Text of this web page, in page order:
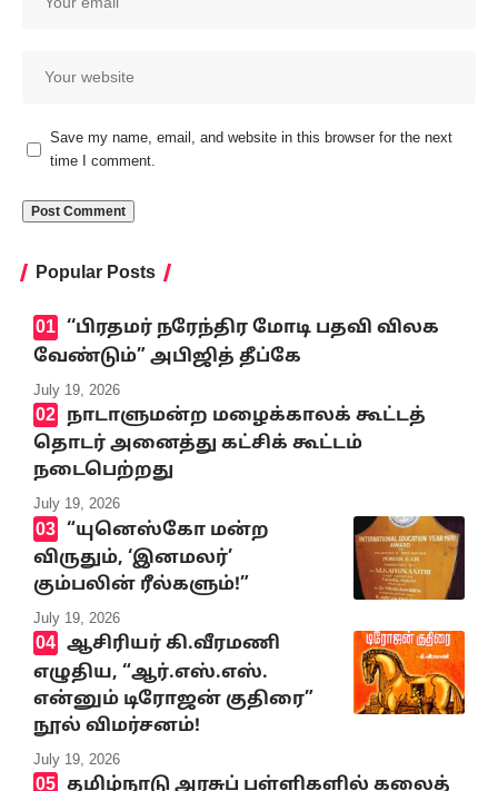
Save my name, email, and website in this browser for the next
time I comment.
Popular Posts
‘‘பிரதமர் நரேந்திர மோடி பதவி விலக
வேண்டும்” அபிஜித் தீப்கே
July 19, 2026
நாடாளுமன்ற மழைக்காலக் கூட்டத்
தொடர் அனைத்து கட்சிக் கூட்டம்
நடைபெற்றது
July 19, 2026
“யுனெஸ்கோ மன்ற
விருதும், ‘இனமலர்’
கும்பலின் ரீல்களும்!”
July 19, 2026
ஆசிரியர் கி.வீரமணி
எழுதிய, “ஆர்.எஸ்.எஸ்.
என்னும் டிரோஜன் குதிரை”
நூல் விமர்சனம்!
July 19, 2026
தமிழ்நாடு அரசுப் பள்ளிகளில் கலைத்